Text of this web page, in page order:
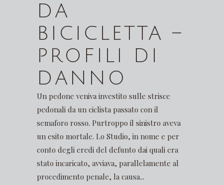
DA
BICICLETTA –
PROFILI DI
DANNO
Un pedone veniva investito sulle strisce
pedonali da un ciclista passato con il
semaforo rosso. Purtroppo il sinistro aveva
un esito mortale. Lo Studio, in nome e per
conto degli eredi del defunto dai quali era
stato incaricato, avviava, parallelamente al
procedimento penale, la causa...